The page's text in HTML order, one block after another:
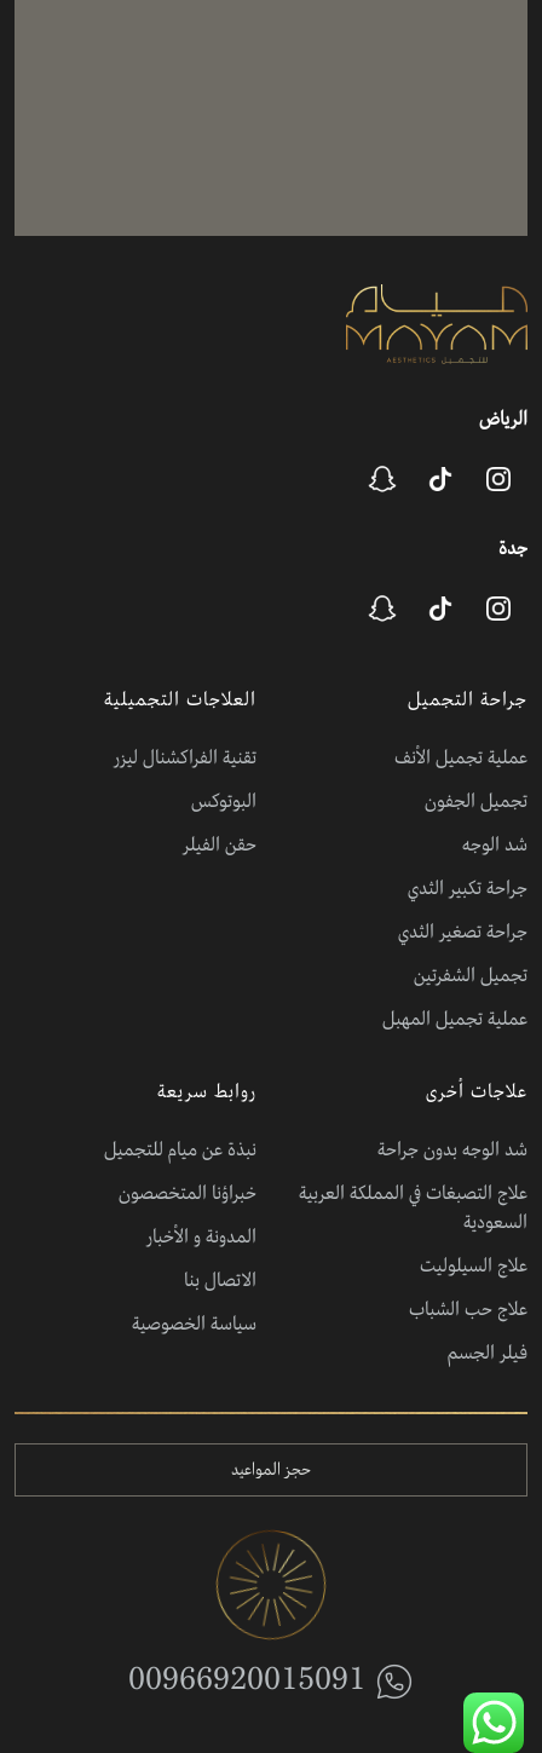
الرياض
جدة
جراحة التجميل
عملية تجميل الأنف
تجميل الجفون
شد الوجه
جراحة تكبير الثدي
جراحة تصغير الثدي
تجميل الشفرتين
عملية تجميل المهبل
العلاجات التجميلية
تقنية الفراكشنال ليزر
البوتوكس
حقن الفيلر
علاجات أخرى
شد الوجه بدون جراحة
علاج التصبغات في المملكة العربية
السعودية
علاج السيلوليت
علاج حب الشباب
فيلر الجسم
روابط سريعة
نبذة عن ميام للتجميل
خبراؤنا المتخصصون
المدونة و الأخبار
الاتصال بنا
سياسة الخصوصية
حجز المواعيد
00966920015091